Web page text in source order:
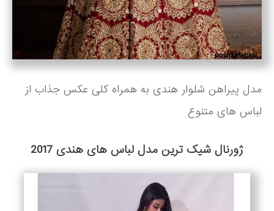
مدل پیراهن شلوار هندی به همراه کلی عکس جذاب از
لباس های متنوع
ژورنال شیک ترین مدل لباس های هندی 2017